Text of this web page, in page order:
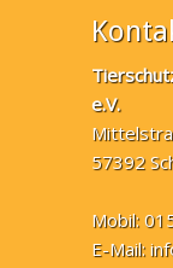
e.V.
57392
Mobil:
E-Mail: